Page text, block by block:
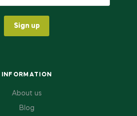
INFORMATION
About us
Blog